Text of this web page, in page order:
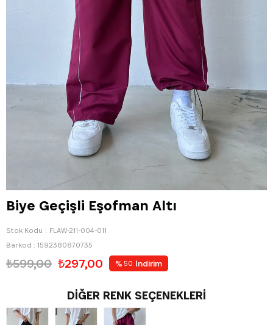
Biye Geçişli Eşofman Altı
Stok Kodu
FLAW-211-004-011
Barkod : 1592380870735
₺599,00 ₺297,00 % 50 İndirim
DIĞER RENK SEÇENEKLERI